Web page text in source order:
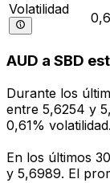
Volatilidad
AUD a SBD
Durante los
entre 5,6254 y
0,61% volatilidad.
En los últimos
y 5,6989. El